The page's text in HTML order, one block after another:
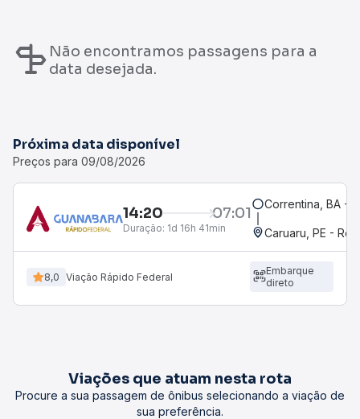
Não encontramos passagens para a
data desejada.
Próxima data disponível
Preços para 09/08/2026
14:20 07:01
Duração: 1d 16h 41min
Correntina, BA -
Caruaru, PE -
8,0 Viação Rápido Federal
Embarque
direto
Viações que atuam nesta rota
Procure a sua passagem de ônibus selecionando a viação de
sua preferência.